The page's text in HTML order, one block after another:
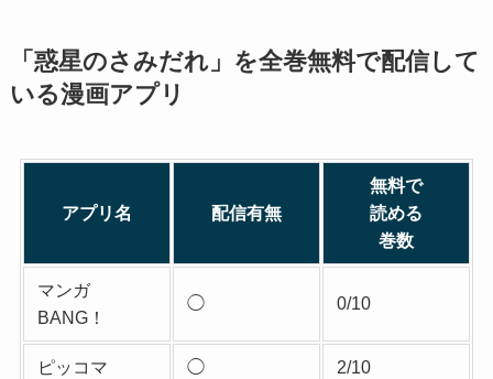
「惑星のさみだれ」を全巻無料で配信して
いる漫画アプリ
アプリ名 配信有無
無料で
読める
巻数
マンガ
BANG！
◯ 0/10
ピッコマ ◯ 2/10